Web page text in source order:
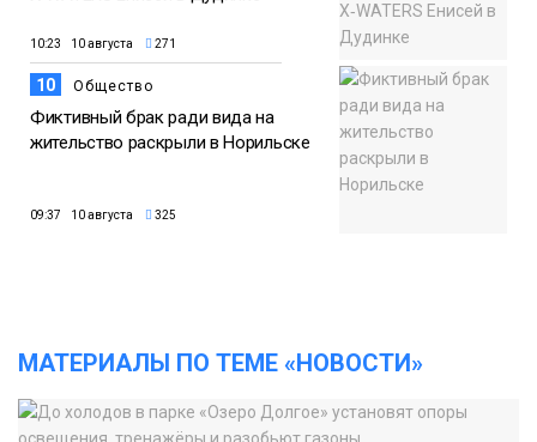
10:23 10 августа 271
10 Общество
Фиктивный брак ради вида на
жительство раскрыли в Норильске
09:37 10 августа 325
МАТЕРИАЛЫ ПО ТЕМЕ «НОВОСТИ»